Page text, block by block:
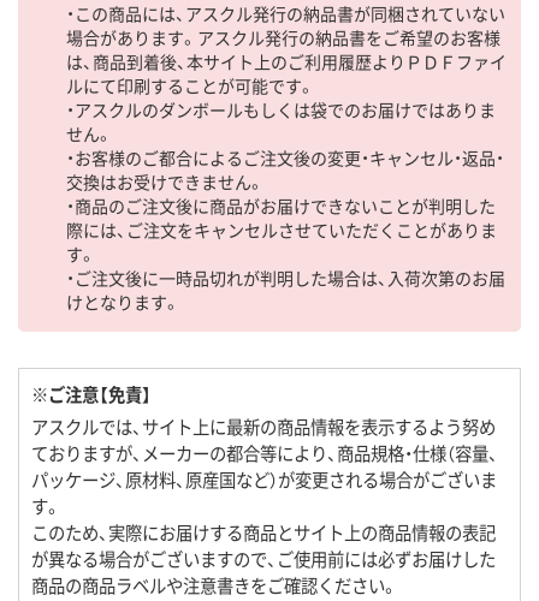
・この商品には、アスクル発行の納品書が同梱されていない
場合があります。アスクル発行の納品書をご希望のお客様
は、商品到着後、本サイト上のご利用履歴よりＰＤＦファイ
ルにて印刷することが可能です。
・アスクルのダンボールもしくは袋でのお届けではありま
せん。
・お客様のご都合によるご注文後の変更・キャンセル・返品・
交換はお受けできません。
・商品のご注文後に商品がお届けできないことが判明した
際には、ご注文をキャンセルさせていただくことがありま
す。
・ご注文後に一時品切れが判明した場合は、入荷次第のお届
けとなります。
※ご注意【免責】
アスクルでは、サイト上に最新の商品情報を表示するよう努め
ておりますが、メーカーの都合等により、商品規格・仕様（容量、
パッケージ、原材料、原産国など）が変更される場合がございま
す。
このため、実際にお届けする商品とサイト上の商品情報の表記
が異なる場合がございますので、ご使用前には必ずお届けした
商品の商品ラベルや注意書きをご確認ください。